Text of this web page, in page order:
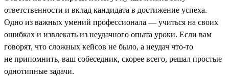
ответственности и вклад кандидата в достижение успеха.
Одно из важных умений профессионала — учиться на своих
ошибках и извлекать из неудачного опыта уроки. Если вам
говорят, что сложных кейсов не было, а неудач что-то
не припомнить, ваш собеседник, скорее всего, решал простые
однотипные задачи.